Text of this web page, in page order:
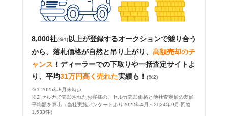
8,000社(※1)以上が登録するオークションで競り合う
から、落札価格が自然と吊り上がり、 高額売却のチ
ャンス ！ ディーラーでの下取りや一括査定サイトよ
り、平均31万円高く売れた実績も！ (※2)
※1 2025年8月末時点
※2 セルカで売却されたお客様の、セルカ売却価格と他社査定額の差額
平均額を算出（当社実施アンケートより2022年4月～2024年9月 回答
1,533件）